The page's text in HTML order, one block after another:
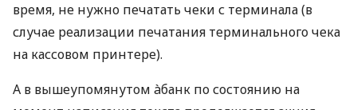
время, не нужно печатать чеки с терминала (в
случае реализации печатания терминального чека
на кассовом принтере).
А в вышеупомянутом àбанк по состоянию на